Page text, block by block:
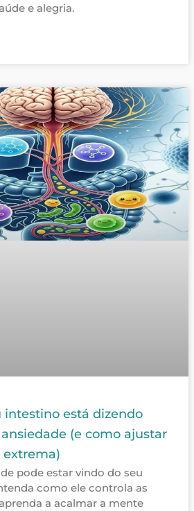
e alegria.
intestino está dizendo
(e como ajustar
pode estar vindo do seu
como ele controla as
a acalmar a mente